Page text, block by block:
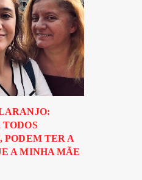
TODOS
PODEM TER A
A MINHA MÃE